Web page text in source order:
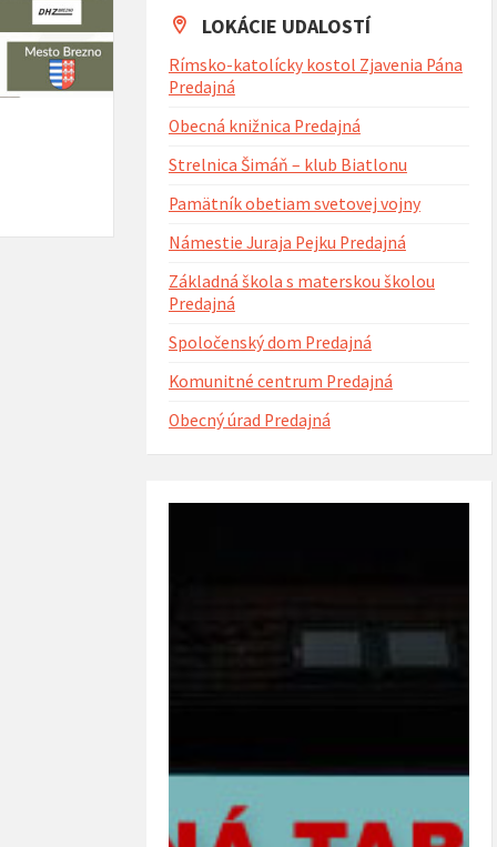
dni
LOKÁCIE UDALOSTÍ
Rímsko-katolícky kostol Zjavenia Pána
Predajná
Obecná knižnica Predajná
Strelnica Šimáň – klub Biatlonu
Pamätník obetiam svetovej vojny
Námestie Juraja Pejku Predajná
Základná škola s materskou školou
Predajná
Spoločenský dom Predajná
Komunitné centrum Predajná
Obecný úrad Predajná